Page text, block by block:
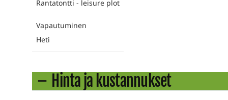
Rantatontti - leisure plot
Vapautuminen
Heti
Hinta ja kustannukset